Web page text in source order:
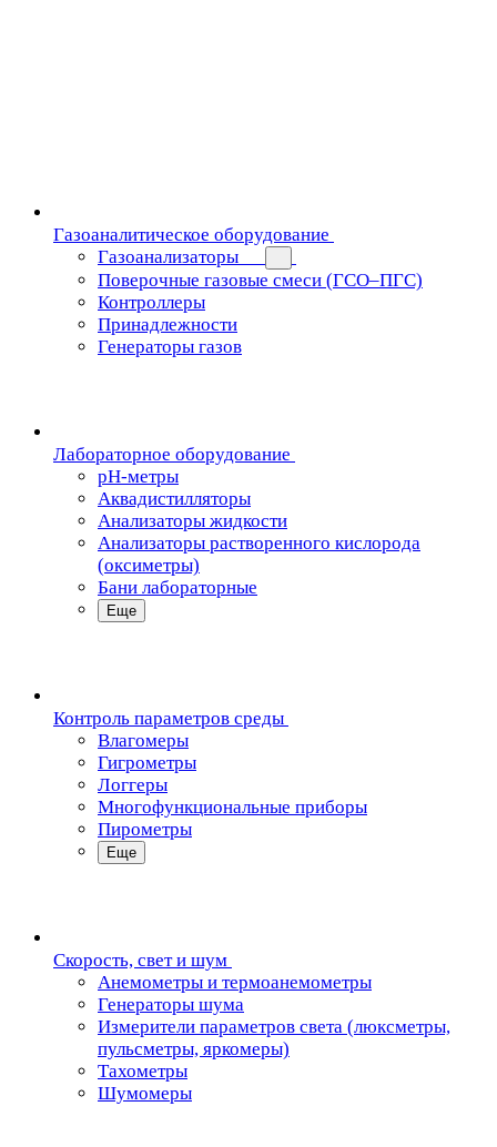
Газоаналитическое оборудование
Газоанализаторы
Поверочные газовые смеси (ГСО–ПГС)
Контроллеры
Принадлежности
Генераторы газов
Лабораторное оборудование
pH-метры
Аквадистилляторы
Анализаторы жидкости
Анализаторы растворенного кислорода
(оксиметры)
Бани лабораторные
Еще
Контроль параметров среды
Влагомеры
Гигрометры
Логгеры
Многофункциональные приборы
Пирометры
Еще
Скорость, свет и шум
Анемометры и термоанемометры
Генераторы шума
Измерители параметров света (люксметры,
пульсметры, яркомеры)
Тахометры
Шумомеры